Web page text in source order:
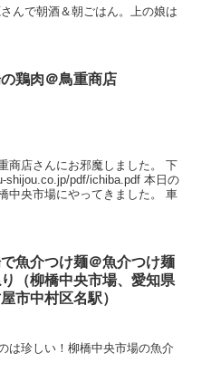
んで朝酒＆朝ごはん。上の娘は
鶏肉＠鳥重商店
商店さんにお邪魔しました。 下
shijou.co.jp/pdf/ichiba.pdf 本日の
中央市場にやってきました。 車
魚介つけ麺＠魚介つけ麺
（柳橋中央市場、愛知県
市中村区名駅）
は珍しい！柳橋中央市場の魚介